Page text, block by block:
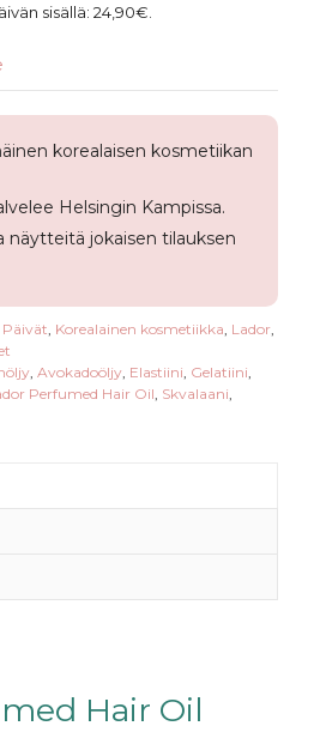
sisällä: 24,90€.
korealaisen kosmetiikan
Helsingin Kampissa.
näytteitä jokaisen tilauksen
Korealainen kosmetiikka Lador
Avokadoöljy Elastiini Gelatiini
Perfumed Hair Oil Skvalaani
Hair Oil